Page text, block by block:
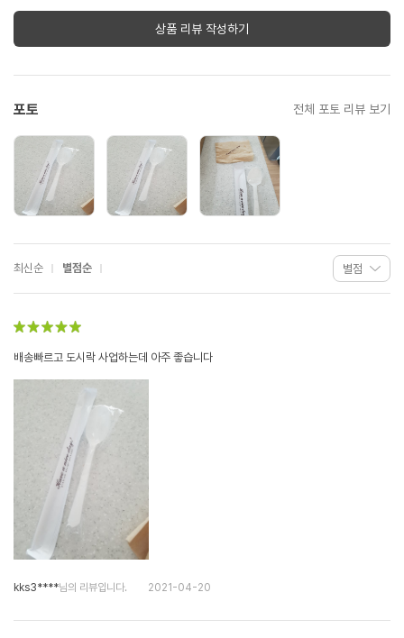
상품 리뷰 작성하기
포토 전체 포토 리뷰 보기
최신순 별점순
배송빠르고 도시락 사업하는데 아주 좋습니다
kks3****님의 리뷰입니다. 2021-04-20